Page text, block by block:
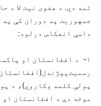
تمه دي. د هغوی نیت لا د
جمهوریت په دوران کې په
داسې انعکاس درلود:
۱- د افغانستان او
پولې کلمه وکاروي)، د
موخه دې د افغانستان